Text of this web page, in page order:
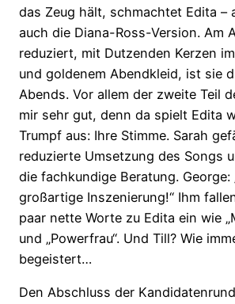
das Zeug hält, schmachtet Edita –
auch die Diana-Ross-Version. Am
reduziert, mit Dutzenden Kerzen
und goldenem Abendkleid, ist sie
Abends. Vor allem der zweite Teil
mir sehr gut, denn da spielt Edita
Trumpf aus: Ihre Stimme. Sarah
reduzierte Umsetzung des Songs
die fachkundige Beratung. George:
großartige Inszenierung!“ Ihm
paar nette Worte zu Edita ein wie
und „Powerfrau“. Und Till? Wie
begeistert…
Den Abschluss der